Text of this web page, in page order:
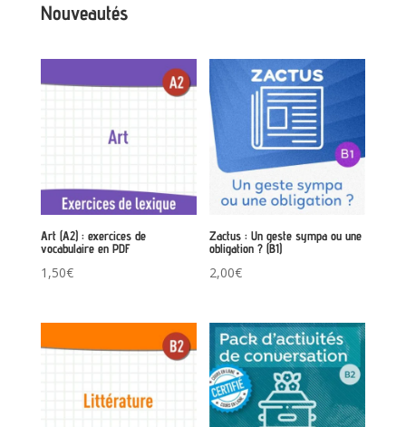
Nouveautés
Art (A2) : exercices de
vocabulaire en PDF
1,50€
Zactus : Un geste sympa ou une
obligation ? (B1)
2,00€